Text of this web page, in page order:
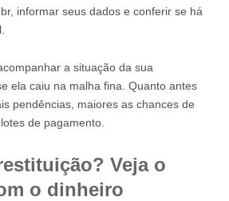
informar seus dados e conferir se há
a situação da sua
ela caiu na malha fina. Quanto antes
pendências, maiores as chances de
de pagamento.
Veja o
o dinheiro